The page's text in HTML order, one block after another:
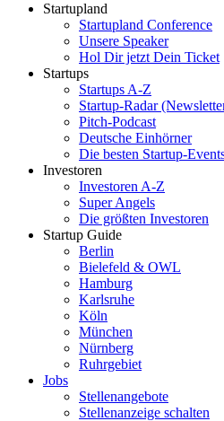
Startupland
Startupland Conference
Unsere Speaker
Hol Dir jetzt Dein Ticket
Startups
Startups A-Z
Startup-Radar
Pitch-Podcast
Deutsche Einhörner
Die besten Startup-
Investoren
Investoren A-Z
Super Angels
Die größten Investoren
Startup Guide
Berlin
Bielefeld & OWL
Hamburg
Karlsruhe
Köln
München
Nürnberg
Ruhrgebiet
Jobs
Stellenangebote
Stellenanzeige schalten